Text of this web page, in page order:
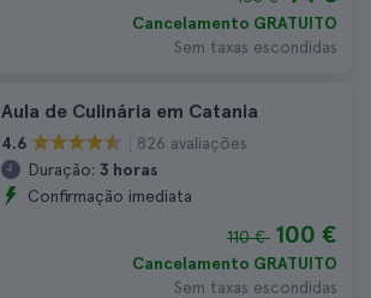
Cancelamento GRATUITO
Sem taxas escondidas
Aula de Culinária em Catania
4.6
826 avaliações
Duração: 3 horas
Confirmação imediata
110 € 100 €
Cancelamento GRATUITO
Sem taxas escondidas